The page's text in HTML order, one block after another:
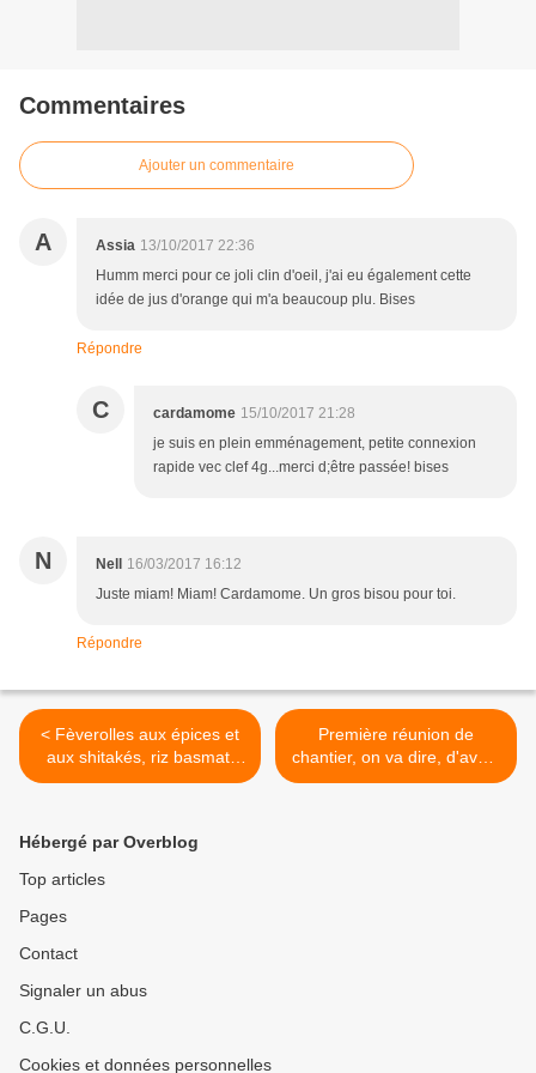
Commentaires
Ajouter un commentaire
A Assia 13/10/2017 22:36
Humm merci pour ce joli clin d'oeil, j'ai eu également cette
idée de jus d'orange qui m'a beaucoup plu. Bises
Répondre
C cardamome 15/10/2017 21:28
je suis en plein emménagement, petite connexion
rapide vec clef 4g...merci d;être passée! bises
N Nell
16/03/2017 16:12
Juste miam! Miam! Cardamome. Un gros bisou pour toi.
Répondre
< Fèverolles aux épices et
aux shitakés, riz basmati
créole
Première réunion de
chantier, on va dire, d'avant
chantier pour la
Hébergé par Overblog
Top articles
Pages
Contact
Signaler un abus
C.G.U.
Cookies et données personnelles